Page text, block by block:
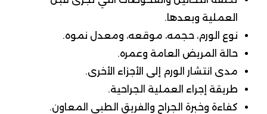
العملية وبعدها.
نوع الورم، حجمه، موقعه، ومعدل نموه.
حالة المريض العامة وعمره.
مدى انتشار الورم إلى الأجزاء الأخرى.
طريقة إجراء العملية الجراحية.
كفاءة وخبرة الجراح والفريق الطبي المعاون.